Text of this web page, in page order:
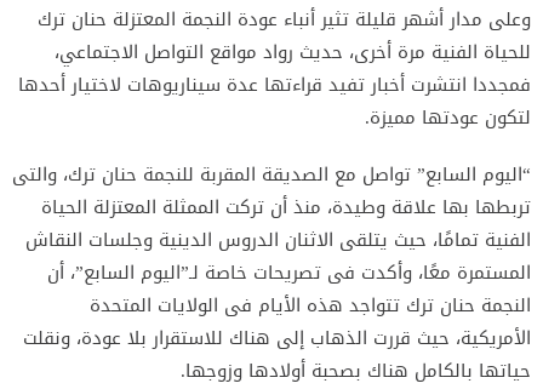
وعلى مدار أشهر قليلة تثير أنباء عودة النجمة المعتزلة حنان ترك
للحياة الفنية مرة أخرى، حديث رواد مواقع التواصل الاجتماعي،
فمجددا انتشرت أخبار تفيد قراءتها عدة سيناريوهات لاختيار أحدها
لتكون عودتها مميزة.
“اليوم السابع” تواصل مع الصديقة المقربة للنجمة حنان ترك، والتى
تربطها بها علاقة وطيدة، منذ أن تركت الممثلة المعتزلة الحياة
الفنية تمامًا، حيث يتلقى الاثنان الدروس الدينية وجلسات النقاش
المستمرة معًا، وأكدت فى تصريحات خاصة لـ”اليوم السابع”، أن
النجمة حنان ترك تتواجد هذه الأيام فى الولايات المتحدة
الأمريكية، حيث قررت الذهاب إلى هناك للاستقرار بلا عودة، ونقلت
حياتها بالكامل هناك بصحبة أولادها وزوجها.